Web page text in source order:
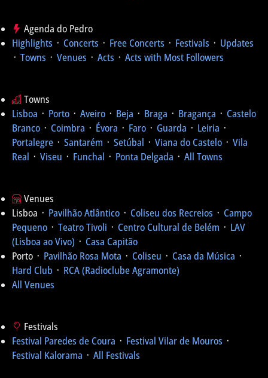
Agenda do Pedro
Highlights ᛫ Concerts ᛫ Free Concerts ᛫ Festivals ᛫ Updates
᛫ Towns ᛫ Venues ᛫ Acts ᛫ Acts with Most Followers
Towns
Lisboa ᛫ Porto ᛫ Aveiro ᛫ Beja ᛫ Braga ᛫ Bragança ᛫ Castelo
Branco ᛫ Coimbra ᛫ Évora ᛫ Faro ᛫ Guarda ᛫ Leiria ᛫
Portalegre ᛫ Santarém ᛫ Setúbal ᛫ Viana do Castelo ᛫ Vila
Real ᛫ Viseu ᛫ Funchal ᛫ Ponta Delgada ᛫ All Towns
Venues
Lisboa ᛫ Pavilhão Atlântico ᛫ Coliseu dos Recreios ᛫ Campo
Pequeno ᛫ Teatro Tivoli ᛫ Centro Cultural de Belém ᛫ LAV
(Lisboa ao Vivo) ᛫ Casa Capitão
Porto ᛫ Pavilhão Rosa Mota ᛫ Coliseu ᛫ Casa da Música ᛫
Hard Club ᛫ RCA (Radioclube Agramonte)
All Venues
Festivals
Festival Paredes de Coura ᛫ Festival Vilar de Mouros ᛫
Festival Kalorama ᛫ All Festivals